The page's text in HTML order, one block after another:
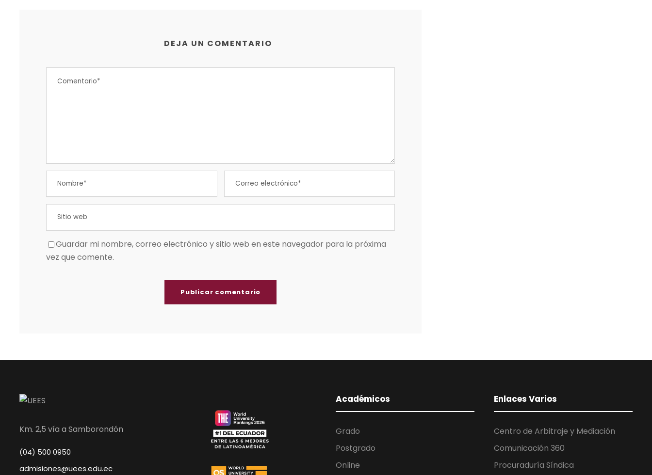
DEJA UN COMENTARIO
Guardar mi nombre, correo electrónico y sitio web en este navegador para la próxima
vez que comente.
Km. 2,5 vía a Samborondón
(04) 500 0950
admisiones@uees.edu.ec
Académicos
Grado
Postgrado
Online
Enlaces Varios
Centro de Arbitraje y Mediación
Comunicación 360
Procuraduría Síndica